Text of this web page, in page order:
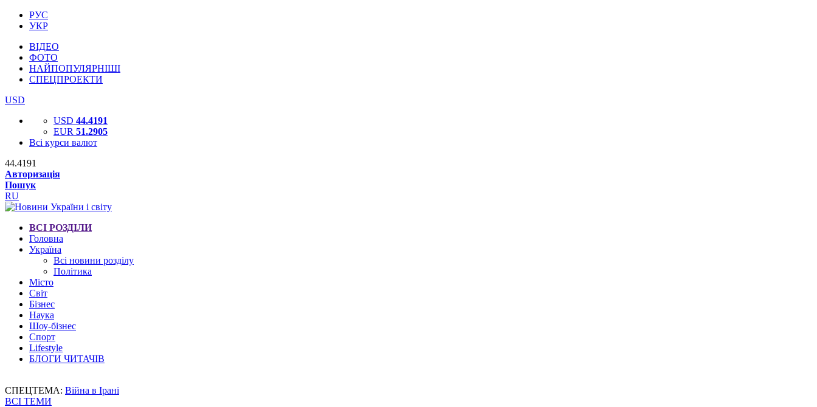
РУС
УКР
ВІДЕО
ФОТО
НАЙПОПУЛЯРНІШІ
СПЕЦПРОЕКТИ
USD
USD 44.4191
EUR 51.2905
Всі курси валют
44.4191
Авторизація
Пошук
RU
ВСІ РОЗДІЛИ
Головна
Україна
Всі новини розділу
Політика
Місто
Світ
Бізнес
Наука
Шоу-бізнес
Спорт
Lifestyle
БЛОГИ ЧИТАЧІВ
СПЕЦТЕМА: Війна в Ірані
ВСІ ТЕМИ